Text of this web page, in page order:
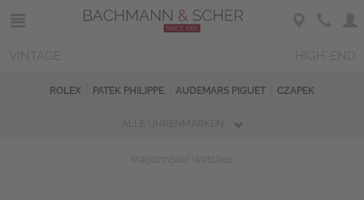
ROLEX PATEK PHILIPPE AUDEMARS PIGUET CZAPEK